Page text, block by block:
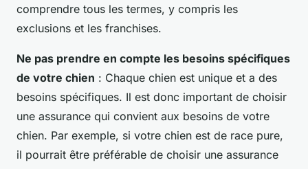
comprendre tous les termes, y compris les
exclusions et les franchises.
Ne pas prendre en compte les besoins spécifiques
de votre chien : Chaque chien est unique et a des
besoins spécifiques. Il est donc important de choisir
une assurance qui convient aux besoins de votre
chien. Par exemple, si votre chien est de race pure,
il pourrait être préférable de choisir une assurance